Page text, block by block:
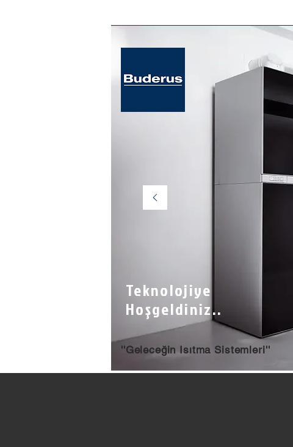
Teknolojiye
Hoşgeldiniz..
''Geleceğin Isıtma Sistemleri''